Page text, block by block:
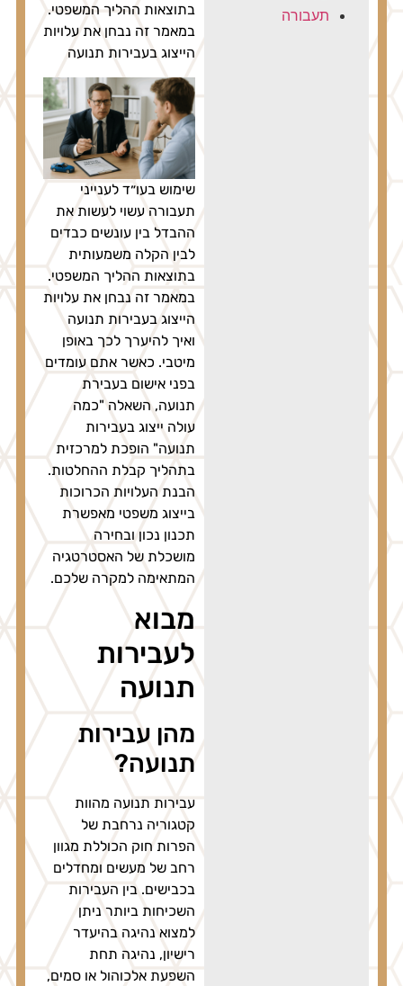
תעבורה
בתוצאות ההליך המשפטי.
במאמר זה נבחן את עלויות
הייצוג בעבירות תנועה
שימוש בעו״ד לענייני
תעבורה עשוי לעשות את
ההבדל בין עונשים כבדים
לבין הקלה משמעותית
בתוצאות ההליך המשפטי.
במאמר זה נבחן את עלויות
הייצוג בעבירות תנועה
ואיך להיערך לכך באופן
מיטבי. כאשר אתם עומדים
בפני אישום בעבירת
תנועה, השאלה "כמה
עולה ייצוג בעבירות
תנועה" הופכת למרכזית
בתהליך קבלת ההחלטות.
הבנת העלויות הכרוכות
בייצוג משפטי מאפשרת
תכנון נכון ובחירה
מושכלת של האסטרטגיה
המתאימה למקרה שלכם.
מבוא
לעבירות
תנועה
מהן עבירות
תנועה?
עבירות תנועה מהוות
קטגוריה נרחבת של
הפרות חוק הכוללת מגוון
רחב של מעשים ומחדלים
בכבישים. בין העבירות
השכיחות ביותר ניתן
למצוא נהיגה בהיעדר
רישיון, נהיגה תחת
השפעת אלכוהול או סמים,